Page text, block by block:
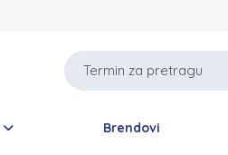
Brendovi